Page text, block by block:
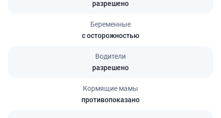
разрешено
Беременные
с осторожностью
Водители
разрешено
Кормящие мамы
противопоказано